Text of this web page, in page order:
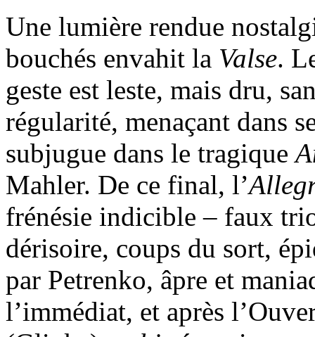
Une lumière rendue
bouchés envahit la Valse.
geste est leste, mais dru,
régularité, menaçant dans
subjugue dans le tragique
Mahler. De ce final, l’
frénésie indicible – faux
dérisoire, coups du sort,
par Petrenko, âpre et
l’immédiat, et après